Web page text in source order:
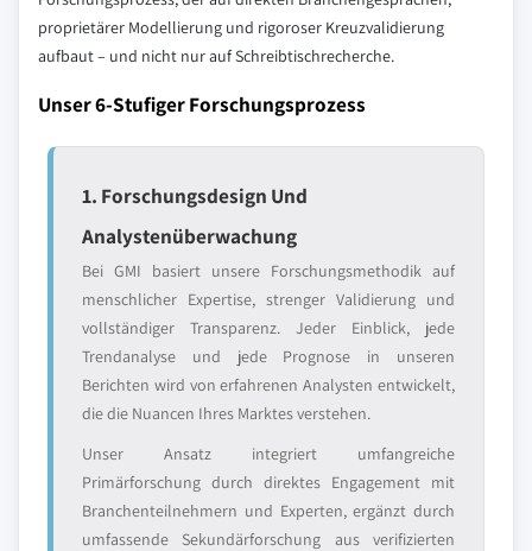
proprietärer Modellierung und rigoroser Kreuzvalidierung
aufbaut – und nicht nur auf Schreibtischrecherche.
Unser 6-Stufiger Forschungsprozess
1. Forschungsdesign Und
Analystenüberwachung
Bei GMI basiert unsere Forschungsmethodik auf
menschlicher Expertise, strenger Validierung und
vollständiger Transparenz. Jeder Einblick, jede
Trendanalyse und jede Prognose in unseren
Berichten wird von erfahrenen Analysten entwickelt,
die die Nuancen Ihres Marktes verstehen.
Unser Ansatz integriert umfangreiche
Primärforschung durch direktes Engagement mit
Branchenteilnehmern und Experten, ergänzt durch
umfassende Sekundärforschung aus verifizierten